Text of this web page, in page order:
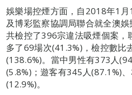
娛樂場控煙方面，自2018年1
及博彩監察協調局聯合就全澳
共檢控了396宗違法吸煙個案，
多了69場次(41.3%)，檢控數比
(138.6%)。當中男性有373人
(5.8%)；遊客有345人(87.1%)
(12.9%)。